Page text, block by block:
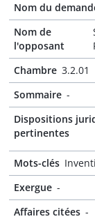
Nom du
Nom de
l'opposant
Chambre 3.2.01
Sommaire -
Dispositions
pertinentes
Mots-clés
Exergue -
Affaires citées -